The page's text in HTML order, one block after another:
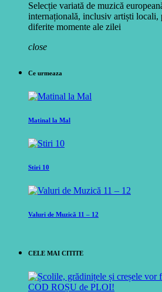
Selecție variată de muzică
internațională, inclusiv artiști locali,
diferite momente ale zilei
close
Ce urmeaza
Matinal la Mal
Stiri 10
Valuri de Muzică 11 – 12
CELE MAI CITITE